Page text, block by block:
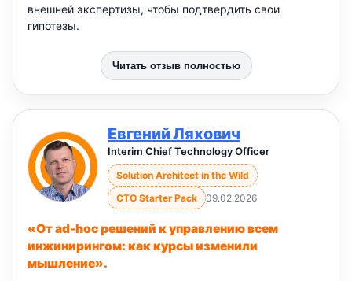
внешней экспертизы, чтобы подтвердить свои
гипотезы.
Читать отзыв полностью
Евгений Ляхович
Interim Chief Technology Officer
Solution Architect in the Wild
CTO Starter Pack
09.02.2026
«От ad-hoc решений к управлению всем
инжинирингом: как курсы изменили
мышление».